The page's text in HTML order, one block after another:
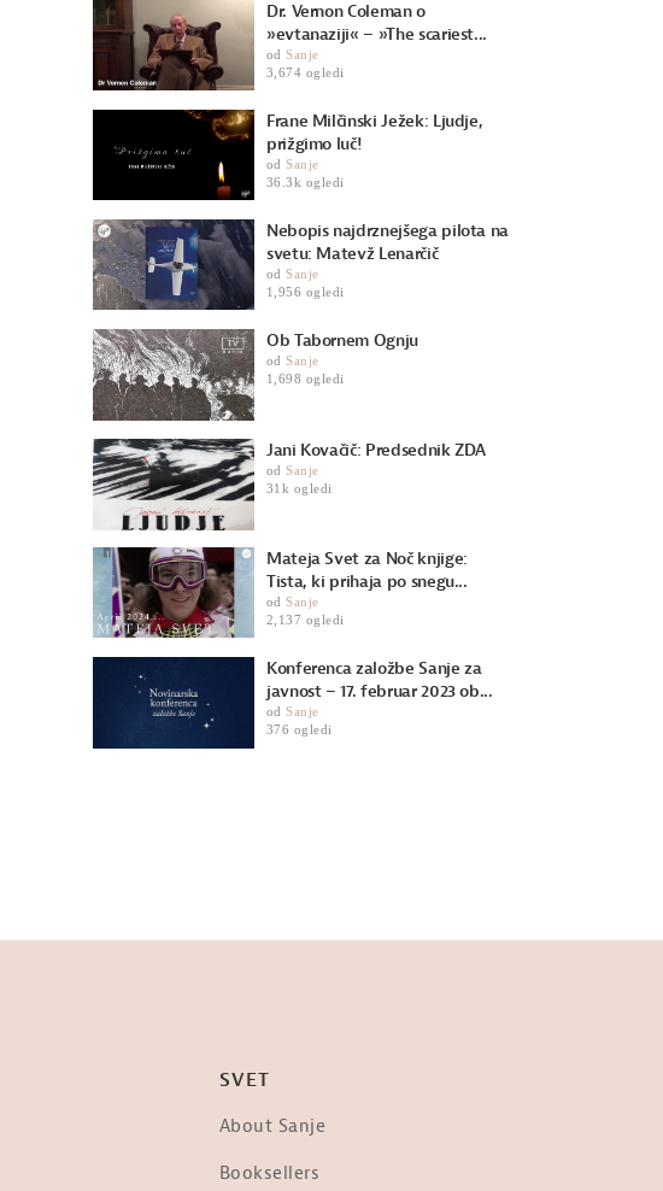
Dr. Vernon Coleman o
»evtanaziji« – »The scariest...
odSanje
3,674 ogledi
Frane Milčinski Ježek: Ljudje,
prižgimo luč!
odSanje
36.3k ogledi
Nebopis najdrznejšega pilota na
svetu: Matevž Lenarčič
odSanje
1,956 ogledi
Ob Tabornem Ognju
odSanje
1,698 ogledi
Jani Kovačič: Predsednik ZDA
odSanje
31k ogledi
Mateja Svet za Noč knjige:
Tista, ki prihaja po snegu...
odSanje
2,137 ogledi
Konferenca založbe Sanje za
javnost – 17. februar 2023 ob...
odSanje
376 ogledi
SVET
About Sanje
Booksellers